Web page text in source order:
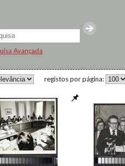
Avançada
registos por página: